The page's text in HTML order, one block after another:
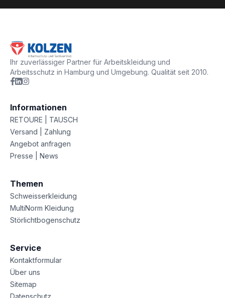
Ihr zuverlässiger Partner für Arbeitskleidung und
Arbeitsschutz in Hamburg und Umgebung. Qualität seit 2010.
Informationen
RETOURE | TAUSCH
Versand | Zahlung
Angebot anfragen
Presse | News
Themen
Schweisserkleidung
MultiNorm Kleidung
Störlichtbogenschutz
Service
Kontaktformular
Über uns
Sitemap
Datenschutz